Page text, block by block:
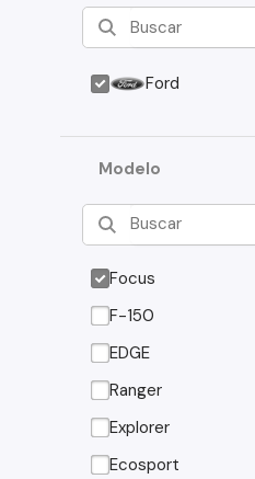
Ford
Modelo
Focus
F-150
EDGE
Ranger
Explorer
Ecosport